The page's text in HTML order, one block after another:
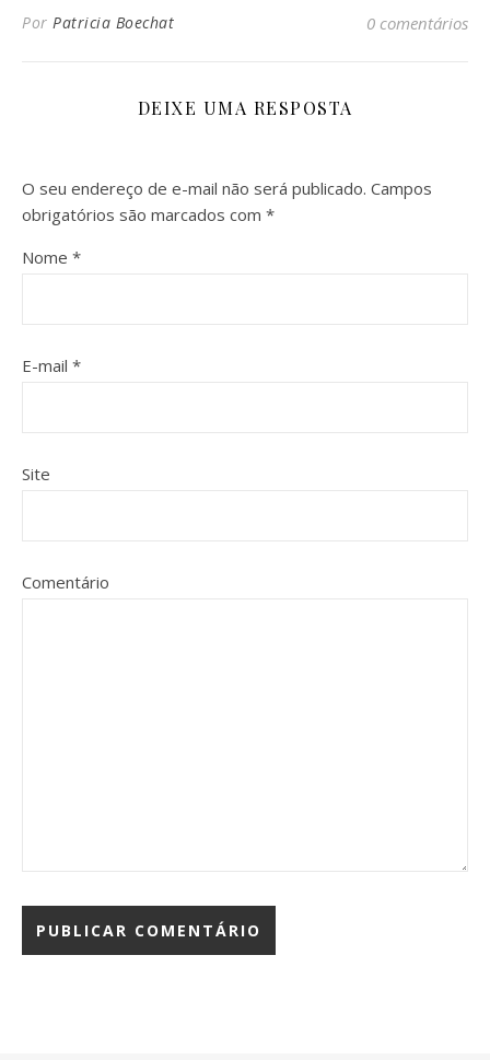
Por Patricia Boechat 0 comentários
DEIXE UMA RESPOSTA
O seu endereço de e-mail não será publicado. Campos
obrigatórios são marcados com *
Nome *
E-mail *
Site
Comentário